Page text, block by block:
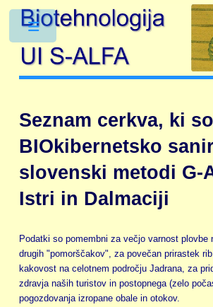
Seznam cerkva, ki so
BIOkibernetsko
slovenski metodi G-
Istri in Dalmaciji
Podatki so pomembni za večjo varnost plovbe
drugih "pomorščakov", za povečan prirastek
kakovost na celotnem področju Jadrana, za
zdravja naših turistov in postopnega (zelo
pogozdovanja izropane obale in otokov.
Toggle